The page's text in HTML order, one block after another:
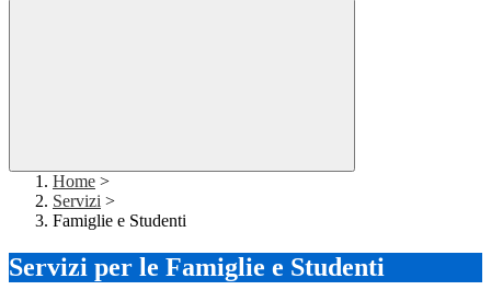
Home >
Servizi >
Famiglie e Studenti
Servizi per le Famiglie e Studenti